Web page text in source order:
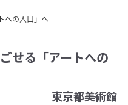
への入口」へ
せる「アートへの
東京都美術館